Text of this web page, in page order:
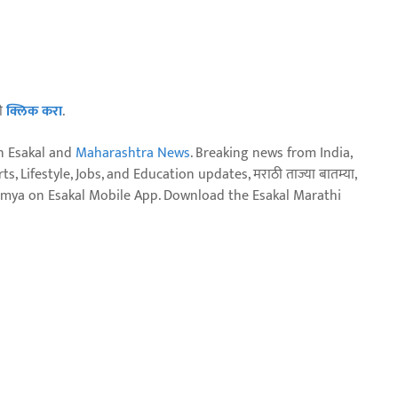
क्लिक करा.
Esakal and Maharashtra News. Breaking news from India,
Jobs, and Education updates, मराठी ताज्या बातम्या,
on Esakal Mobile App. Download the Esakal Marathi